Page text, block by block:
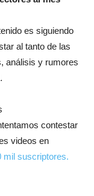
es siguiendo
al tanto de las
análisis y rumores
contestar
videos en
mil suscriptores.